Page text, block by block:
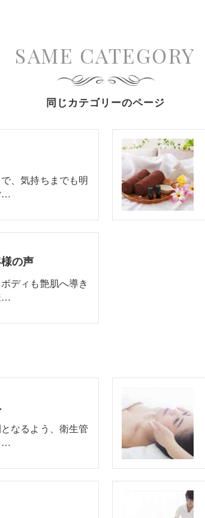
同じカテゴリーのページ
SAME CATEGORY
、気持ちまでも明
…
の声
ディも艶肌へ導き
…
なるよう、衛生管
…